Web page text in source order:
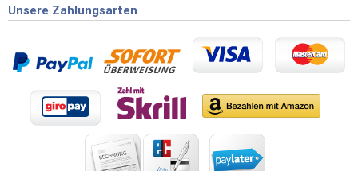
Unsere Zahlungsarten